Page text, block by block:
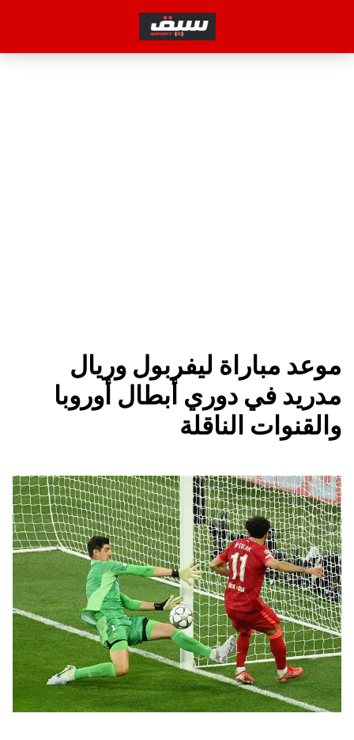
موعد مباراة ليفربول وريال
مدريد في دوري أبطال أوروبا
والقنوات الناقلة